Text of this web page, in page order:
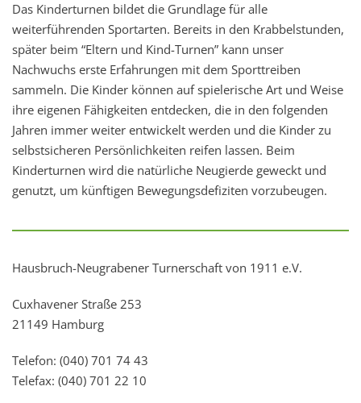
Das Kinderturnen bildet die Grundlage für alle
weiterführenden Sportarten. Bereits in den Krabbelstunden,
später beim “Eltern und Kind-Turnen” kann unser
Nachwuchs erste Erfahrungen mit dem Sporttreiben
sammeln. Die Kinder können auf spielerische Art und Weise
ihre eigenen Fähigkeiten entdecken, die in den folgenden
Jahren immer weiter entwickelt werden und die Kinder zu
selbstsicheren Persönlichkeiten reifen lassen. Beim
Kinderturnen wird die natürliche Neugierde geweckt und
genutzt, um künftigen Bewegungsdefiziten vorzubeugen.
Hausbruch-Neugrabener Turnerschaft von 1911 e.V.
Cuxhavener Straße 253
21149 Hamburg
Telefon: (040) 701 74 43
Telefax: (040) 701 22 10